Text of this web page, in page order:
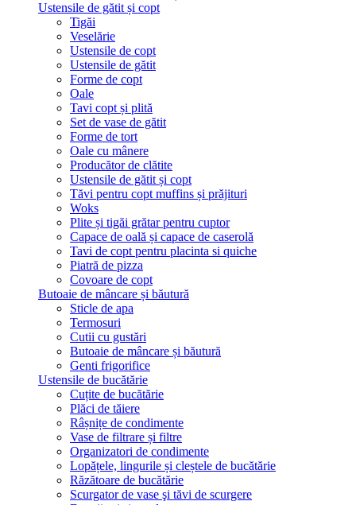
Ustensile de gătit și copt
Tigăi
Veselărie
Ustensile de copt
Ustensile de gătit
Forme de copt
Oale
Tavi copt și plită
Set de vase de gătit
Forme de tort
Oale cu mânere
Producător de clătite
Ustensile de gătit și copt
Tăvi pentru copt muffins și prăjituri
Woks
Plite și tigăi grătar pentru cuptor
Capace de oală și capace de caserolă
Tavi de copt pentru placinta si quiche
Piatră de pizza
Covoare de copt
Butoaie de mâncare și băutură
Sticle de apa
Termosuri
Cutii cu gustări
Butoaie de mâncare și băutură
Genti frigorifice
Ustensile de bucătărie
Cuțite de bucătărie
Plăci de tăiere
Râșnițe de condimente
Vase de filtrare și filtre
Organizatori de condimente
Lopățele, lingurile și cleștele de bucătărie
Răzătoare de bucătărie
Scurgator de vase şi tăvi de scurgere